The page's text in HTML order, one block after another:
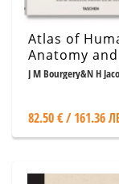
Atlas of
Anatomy and
Surgery: The
Coloured
1831 - 1854
J M Bourgery&N H
82.50 € / 161.36